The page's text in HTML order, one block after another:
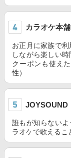
カラオケ本
お正月に家族で
しながら楽しい
クーポンも使え
性）
JOYSOUND
誰もが知らない
ラオケで歌えるこ